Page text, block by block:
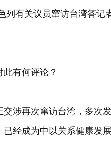
列有关议员窜访台湾答记
有何评论？
涉再次窜访台湾，多次
经成为中以关系健康发展